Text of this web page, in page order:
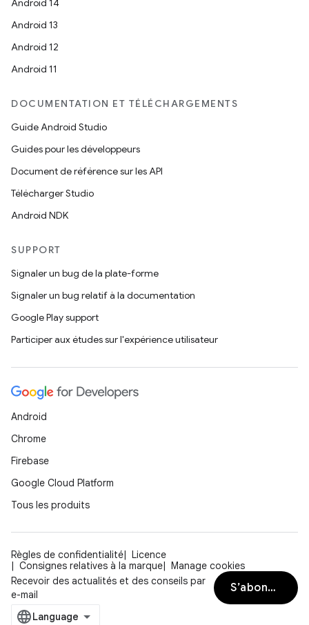
Android 14
Android 13
Android 12
Android 11
DOCUMENTATION ET TÉLÉCHARGEMENTS
Guide Android Studio
Guides pour les développeurs
Document de référence sur les API
Télécharger Studio
Android NDK
SUPPORT
Signaler un bug de la plate-forme
Signaler un bug relatif à la documentation
Google Play support
Participer aux études sur l'expérience utilisateur
Android
Chrome
Firebase
Google Cloud Platform
Tous les produits
Règles de confidentialité
Licence
Consignes relatives à la marque
Manage cookies
Recevoir des actualités et des conseils par
e-mail
S’abonner